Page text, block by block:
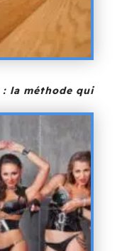
la méthode qui